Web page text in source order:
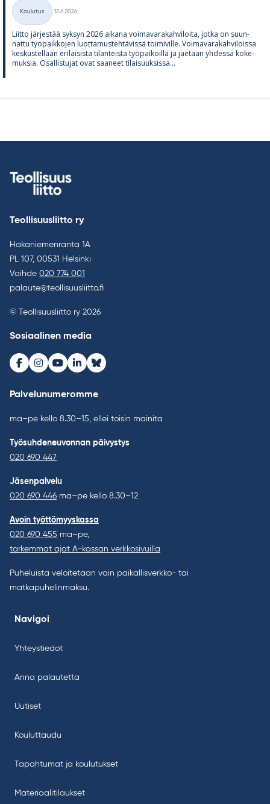
Kategoriat
Koulutus
12.6.2026
Liitto jär­jes­tää syk­syn 2026 ai­kana voi­ma­va­ra­kah­vi­loita, jotka on suun­
nattu työ­paik­ko­jen luot­ta­mus­teh­tä­vissä toi­mi­ville. Voi­ma­va­ra­kah­vi­loissa
kes­kus­tel­laan eri­lai­sista ti­lan­teista työ­pai­koilla ja jae­taan yh­dessä ko­ke­
muk­sia. Osal­lis­tu­jat ovat saa­neet ti­lai­suuk­sissa...
Teollisuusliitto ry
Hakaniemenranta 1A
PL 107, 00531 Helsinki
Vaihde 020 774 001
palaute@teollisuusliitto.fi
© Teollisuusliitto ry 2026
Sosiaalinen media
Facebook
Instagram
Youtube
LinkedInBluesky
Palvelunumeromme
ma–pe kello 8.30–15, ellei toisin mainita
Työsuhdeneuvonnan päivystys
020 690 447
Jäsenpalvelu
020 690 446 ma–pe kello 8.30–12
Avoin työttömyyskassa
020 690 455 ma–pe,
tarkemmat ajat A-kassan verkkosivuilla
Puheluista veloitetaan vain paikallisverkko- tai
matkapuhelinmaksu.
Navigoi
Yhteystiedot
Anna palautetta
Uutiset
Kouluttaudu
Tapahtumat ja koulutukset
Materiaalitilaukset